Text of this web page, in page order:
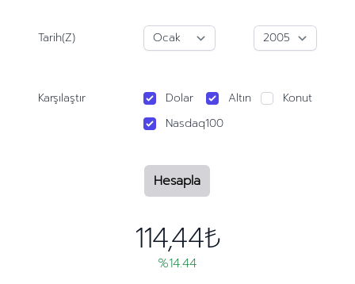
Tarih(Z)
Karşılaştır Dolar Altın
Konut
Nasdaq100
Hesapla
114,44₺
%14.44